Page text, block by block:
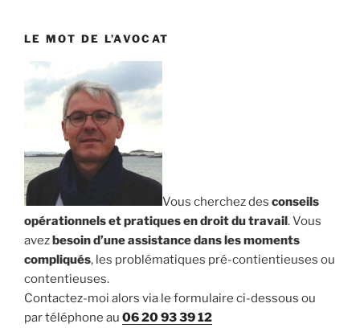
LE MOT DE L’AVOCAT
Vous cherchez des conseils
opérationnels et pratiques en droit du travail. Vous
avezbesoin d’une assistance dans les moments
compliqués, les problématiques pré-contientieuses ou
contentieuses.
Contactez-moi alors via le formulaire ci-dessous ou
par téléphone au 06 20 93 39 12